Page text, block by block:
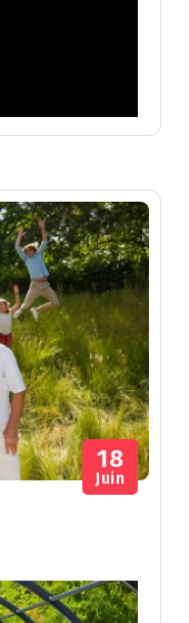
18
Juin